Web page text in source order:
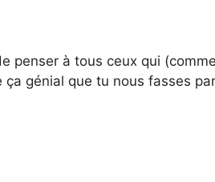
penser à tous ceux qui
ça génial que tu nous fasses